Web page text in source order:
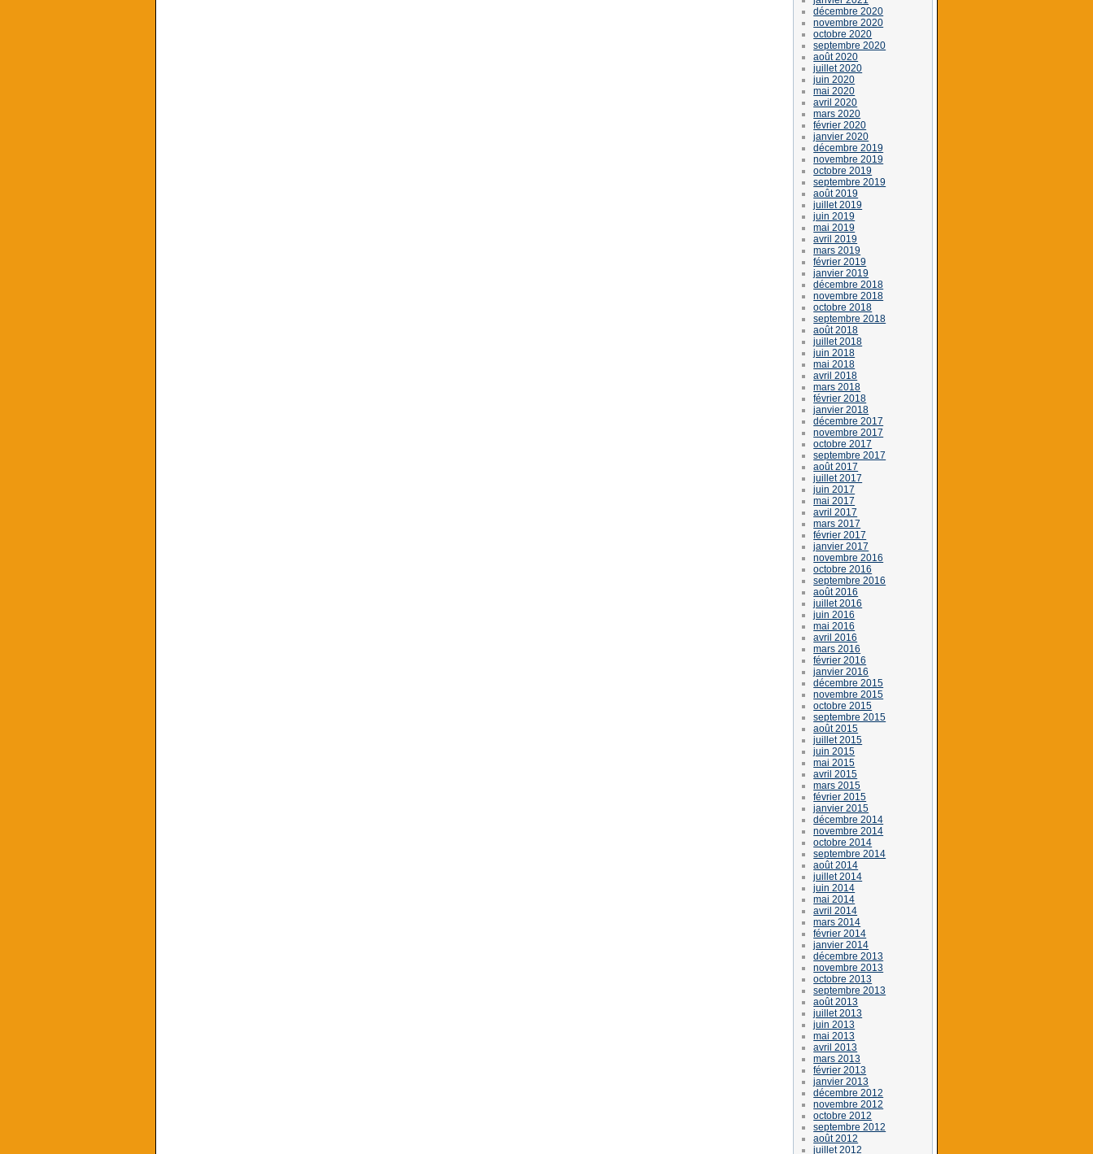
décembre 2020
novembre 2020
octobre 2020
septembre 2020
août 2020
juillet 2020
juin 2020
mai 2020
avril 2020
mars 2020
février 2020
janvier 2020
décembre 2019
novembre 2019
octobre 2019
septembre 2019
août 2019
juillet 2019
juin 2019
mai 2019
avril 2019
mars 2019
février 2019
janvier 2019
décembre 2018
novembre 2018
octobre 2018
septembre 2018
août 2018
juillet 2018
juin 2018
mai 2018
avril 2018
mars 2018
février 2018
janvier 2018
décembre 2017
novembre 2017
octobre 2017
septembre 2017
août 2017
juillet 2017
juin 2017
mai 2017
avril 2017
mars 2017
février 2017
janvier 2017
novembre 2016
octobre 2016
septembre 2016
août 2016
juillet 2016
juin 2016
mai 2016
avril 2016
mars 2016
février 2016
janvier 2016
décembre 2015
novembre 2015
octobre 2015
septembre 2015
août 2015
juillet 2015
juin 2015
mai 2015
avril 2015
mars 2015
février 2015
janvier 2015
décembre 2014
novembre 2014
octobre 2014
septembre 2014
août 2014
juillet 2014
juin 2014
mai 2014
avril 2014
mars 2014
février 2014
janvier 2014
décembre 2013
novembre 2013
octobre 2013
septembre 2013
août 2013
juillet 2013
juin 2013
mai 2013
avril 2013
mars 2013
février 2013
janvier 2013
décembre 2012
novembre 2012
octobre 2012
septembre 2012
août 2012
juillet 2012